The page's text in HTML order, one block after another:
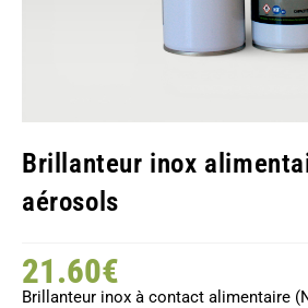
Brillanteur inox
aérosols
21.60€
Brillanteur inox à contact alimentaire